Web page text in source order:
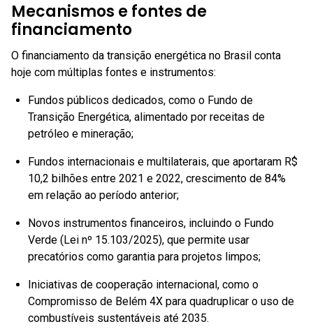
Mecanismos e fontes de
financiamento
O financiamento da transição energética no Brasil conta
hoje com múltiplas fontes e instrumentos:
Fundos públicos dedicados, como o Fundo de
Transição Energética, alimentado por receitas de
petróleo e mineração;
Fundos internacionais e multilaterais, que aportaram R$
10,2 bilhões entre 2021 e 2022, crescimento de 84%
em relação ao período anterior;
Novos instrumentos financeiros, incluindo o Fundo
Verde (Lei nº 15.103/2025), que permite usar
precatórios como garantia para projetos limpos;
Iniciativas de cooperação internacional, como o
Compromisso de Belém 4X para quadruplicar o uso de
combustíveis sustentáveis até 2035.